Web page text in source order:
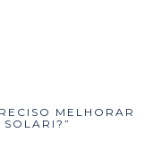
MELHORAR